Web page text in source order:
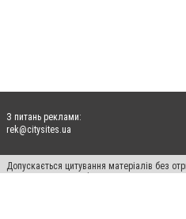
З питань реклами:
rek@citysites.ua
Допускається цитування матеріалів без
пошукових систем гіперпосилання на